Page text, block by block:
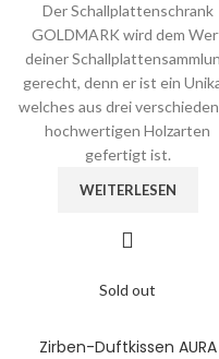
Der Schallplattenschrank
GOLDMARK wird dem
deiner
gerecht, denn er ist ein
welches aus drei
hochwertigen Holzarten
gefertigt ist.
WEITERLESEN
Sold out
Zirben-Duftkissen AURA